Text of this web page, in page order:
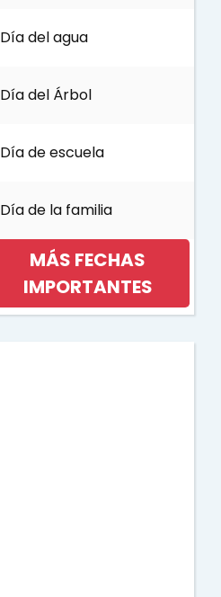
Día del agua
Día del Árbol
Día de escuela
Día de la familia
MÁS FECHAS
IMPORTANTES